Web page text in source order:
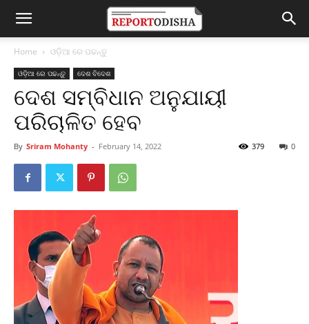
Home ଓଡ଼ିଆ ରେ ପଢନ୍ତୁ
ଓଡ଼ିଆ ରେ ପଢନ୍ତୁ ଦେଶ ବିଦେଶ
ଦେଶ ସମ୍ବିଧାନ ଅନୁଯାୟୀ
ପରିଚାଳିତ ହେବ
By Sriram Mohanty - February 14, 2022 0
379